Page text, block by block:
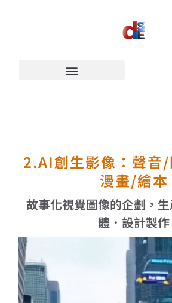
2.AI創生影像：聲音
漫畫/繪本
故事化視覺圖像的企劃，
體．設計製作